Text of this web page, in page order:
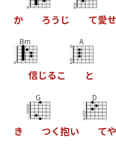
か ろう じ て愛せ
Bm
信じるこ
A
と
き
G
つく抱い
D
てや